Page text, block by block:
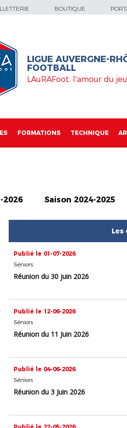
BOUTIQUE
LIGUE AUVERGNE-
FOOTBALL
LAuRAFoot, l'amour du jeu
FORMATIONS TECHNIQUE
2026 Saison 2024-2025
Publié le 01-07-2026
Séniors
Réunion du 30 juin 2026
Publié le 12-06-2026
Séniors
Réunion du 11 Juin 2026
Publié le 04-06-2026
Séniors
Réunion du 3 Juin 2026